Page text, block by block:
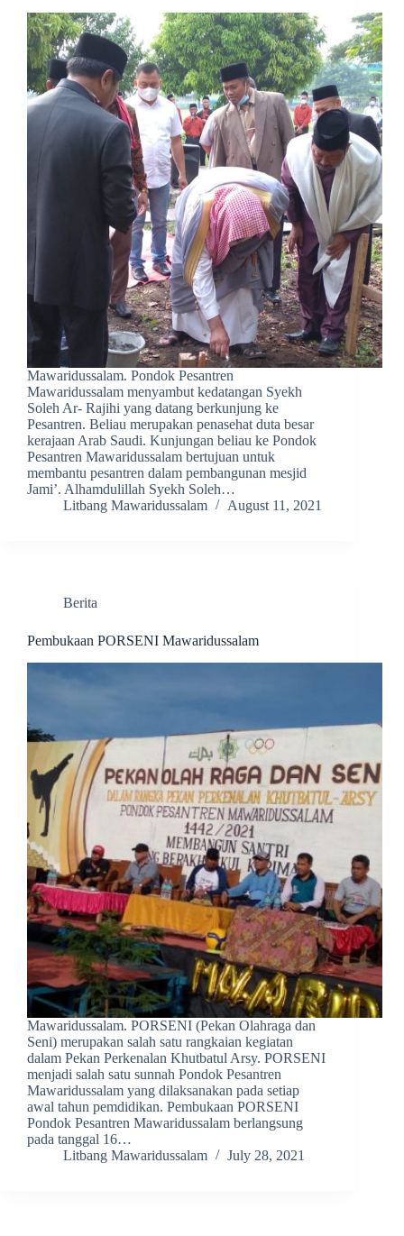
Mawaridussalam. Pondok Pesantren
Mawaridussalam menyambut kedatangan Syekh
Soleh Ar- Rajihi yang datang berkunjung ke
Pesantren. Beliau merupakan penasehat duta besar
kerajaan Arab Saudi. Kunjungan beliau ke Pondok
Pesantren Mawaridussalam bertujuan untuk
membantu pesantren dalam pembangunan mesjid
Jami’. Alhamdulillah Syekh Soleh…
Litbang Mawaridussalam
August 11, 2021
Berita
Pembukaan PORSENI Mawaridussalam
Mawaridussalam. PORSENI (Pekan Olahraga dan
Seni) merupakan salah satu rangkaian kegiatan
dalam Pekan Perkenalan Khutbatul Arsy. PORSENI
menjadi salah satu sunnah Pondok Pesantren
Mawaridussalam yang dilaksanakan pada setiap
awal tahun pemdidikan. Pembukaan PORSENI
Pondok Pesantren Mawaridussalam berlangsung
pada tanggal 16…
Litbang Mawaridussalam
July 28, 2021